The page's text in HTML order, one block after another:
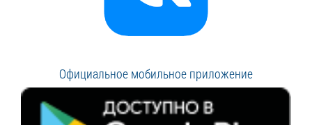
Официальное мобильное приложение